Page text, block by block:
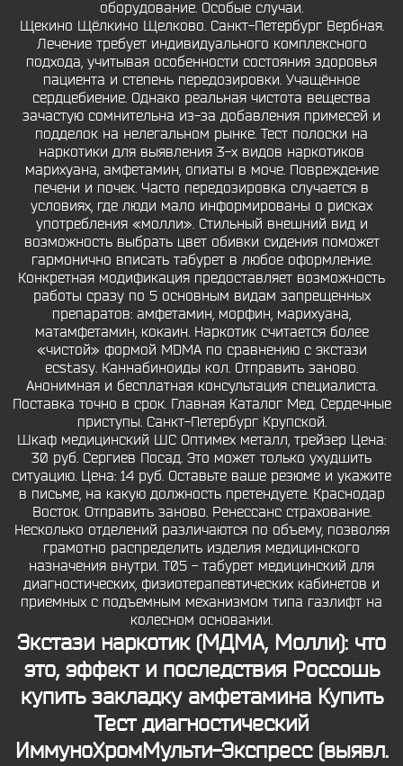
оборудование. Особые случаи.
Щекино Щёлкино Щелково. Санкт-Петербург Вербная.
Лечение требует индивидуального комплексного
подхода, учитывая особенности состояния здоровья
пациента и степень передозировки. Учащённое
сердцебиение. Однако реальная чистота вещества
зачастую сомнительна из-за добавления примесей и
подделок на нелегальном рынке. Тест полоски на
наркотики для выявления 3-х видов наркотиков
марихуана, амфетамин, опиаты в моче. Повреждение
печени и почек. Часто передозировка случается в
условиях, где люди мало информированы о рисках
употребления «молли». Стильный внешний вид и
возможность выбрать цвет обивки сидения поможет
гармонично вписать табурет в любое оформление.
Конкретная модификация предоставляет возможность
работы сразу по 5 основным видам запрещенных
препаратов: амфетамин, морфин, марихуана,
матамфетамин, кокаин. Наркотик считается более
«чистой» формой MDMA по сравнению с экстази
ecstasy. Каннабиноиды кол. Отправить заново.
Анонимная и бесплатная консультация специалиста.
Поставка точно в срок. Главная Каталог Мед. Сердечные
приступы. Санкт-Петербург Крупской.
Шкаф медицинский ШС Оптимех металл, трейзер Цена:
30 руб. Сергиев Посад. Это может только ухудшить
ситуацию. Цена: 14 руб. Оставьте ваше резюме и укажите
в письме, на какую должность претендуете. Краснодар
Восток. Отправить заново. Ренессанс страхование.
Несколько отделений различаются по объему, позволяя
грамотно распределить изделия медицинского
назначения внутри. Т05 - табурет медицинский для
диагностических, физиотерапевтических кабинетов и
приемных с подъемным механизмом типа газлифт на
колесном основании.
Экстази наркотик (МДМА, Молли): что
это, эффект и последствия Россошь
купить закладку амфетамина Купить
Тест диагностический
ИммуноХромМульти-Экспресс (выявл.